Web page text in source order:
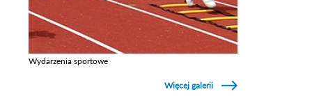
Wydarzenia sportowe
Więcej galerii